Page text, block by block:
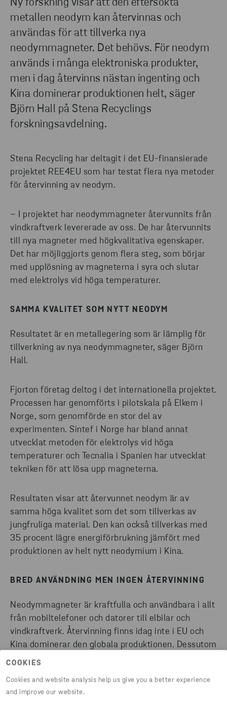
COOKIES
Cookies and website analysis help us give you a better experience
and improve our website.
Ny forskning visar att den eftersökta
metallen neodym kan återvinnas och
användas för att tillverka nya
neodymmagneter. Det behövs. För neodym
används i många elektroniska produkter,
men i dag återvinns nästan ingenting och
Kina dominerar produktionen helt, säger
Björn Hall på Stena Recyclings
forskningsavdelning.
Stena Recycling har deltagit i det EU-finansierade
projektet REE4EU som har testat flera nya metoder
för återvinning av neodym.
– I projektet har neodymmagneter återvunnits från
vindkraftverk levererade av oss. De har återvunnits
till nya magneter med högkvalitativa egenskaper.
Det har möjliggjorts genom flera steg, som börjar
med upplösning av magneterna i syra och slutar
med elektrolys vid höga temperaturer.
SAMMA KVALITET SOM NYTT NEODYM
Resultatet är en metallegering som är lämplig för
tillverkning av nya neodymmagneter, säger Björn
Hall.
Fjorton företag deltog i det internationella projektet.
Processen har genomförts i pilotskala på Elkem i
Norge, som genomförde en stor del av
experimenten. Sintef i Norge har bland annat
utvecklat metoden för elektrolys vid höga
temperaturer och Tecnalia i Spanien har utvecklat
tekniken för att lösa upp magneterna.
Resultaten visar att återvunnet neodym är av
samma höga kvalitet som det som tillverkas av
jungfruliga material. Den kan också tillverkas med
35 procent lägre energiförbrukning jämfört med
produktionen av helt nytt neodymium i Kina.
BRED ANVÄNDNING MEN INGEN ÅTERVINNING
Neodymmagneter är kraftfulla och användbara i allt
från mobiltelefoner och datorer till elbilar och
vindkraftverk. Återvinning finns idag inte i EU och
Kina dominerar den globala produktionen. Dessutom
pekar den internationella användningen kraftigt
jordartsmetaller som de mest kritiska ämnena att
tillgå.